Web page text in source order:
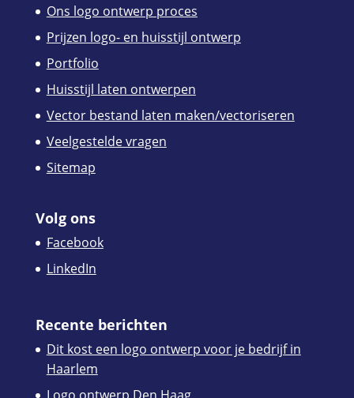
Ons logo ontwerp proces
Prijzen logo- en huisstijl ontwerp
Portfolio
Huisstijl laten ontwerpen
Vector bestand laten maken/vectoriseren
Veelgestelde vragen
Sitemap
Volg ons
Facebook
LinkedIn
Recente berichten
Dit kost een logo ontwerp voor je bedrijf in
Haarlem